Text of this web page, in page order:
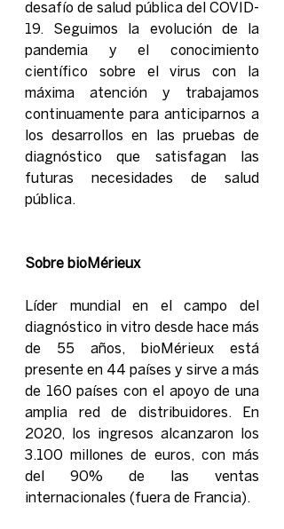
desafío de salud pública del COVID-
19. Seguimos la evolución de la
pandemia y el conocimiento
científico sobre el virus con la
máxima atención y trabajamos
continuamente para anticiparnos a
los desarrollos en las pruebas de
diagnóstico que satisfagan las
futuras necesidades de salud
pública.
Sobre bioMérieux
Líder mundial en el campo del
diagnóstico in vitro desde hace más
de 55 años, bioMérieux está
presente en 44 países y sirve a más
de 160 países con el apoyo de una
amplia red de distribuidores. En
2020, los ingresos alcanzaron los
3.100 millones de euros, con más
del 90% de las ventas
internacionales (fuera de Francia).